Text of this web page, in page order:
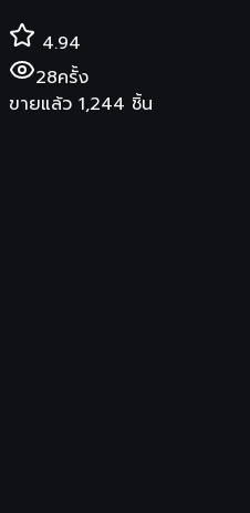
4.94
28ครั้ง
ขายแล้ว 1,244 ชิ้น